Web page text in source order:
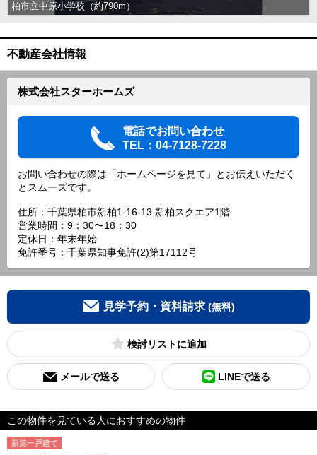
柏市立中原小学校（約790m）
不動産会社情報
株式会社スターホームズ
電話でお問い合わせ
TEL：04-7128-7228
お問い合わせの際は「ホームページを見て」とお伝えいただく
とスムーズです。
住所：千葉県柏市新柏1-16-13 新柏スクエア1階
営業時間：9：30〜18：30
定休日：年末年始
免許番号：千葉県知事免許(2)第17112号
見学予約・資料請求 (無料)
検討リスト
メールで送る LINEで送る
この物件を見ている人におすすめの物件
新築一戸建て